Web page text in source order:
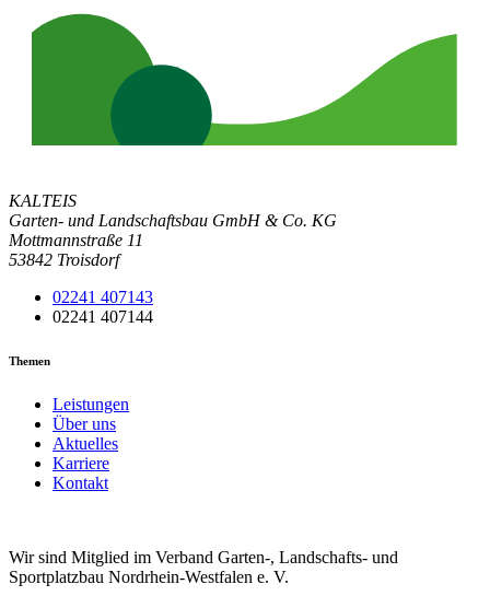
KALTEIS
Garten- und Landschaftsbau GmbH & Co. KG
Mottmannstraße 11
53842 Troisdorf
02241 407143
02241 407144
Themen
Leistungen
Über uns
Aktuelles
Karriere
Kontakt
Wir sind Mitglied im Verband Garten-, Landschafts- und
Sportplatzbau Nordrhein-Westfalen e. V.